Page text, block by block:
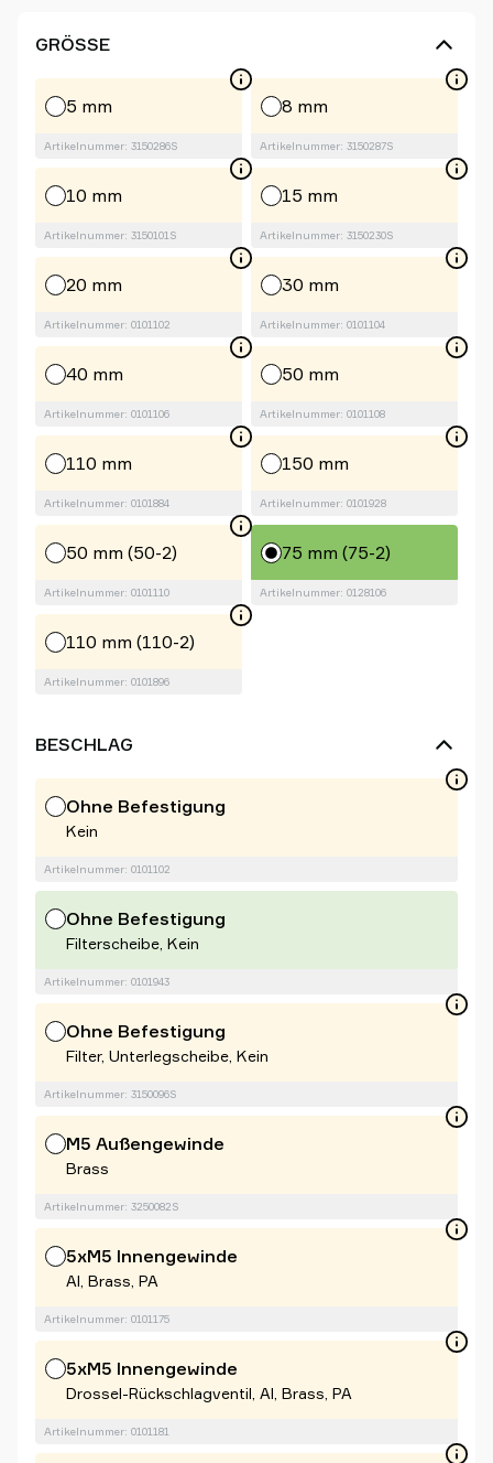
GRÖSSE
5 mm
Artikelnummer: 3150286S
8 mm
Artikelnummer: 3150287S
10 mm
Artikelnummer: 3150101S
15 mm
Artikelnummer: 3150230S
20 mm
Artikelnummer: 0101102
30 mm
Artikelnummer: 0101104
40 mm
Artikelnummer: 0101106
50 mm
Artikelnummer: 0101108
110 mm
Artikelnummer: 0101884
150 mm
Artikelnummer: 0101928
50 mm (50-2)
Artikelnummer: 0101110
75 mm (75-2)
Artikelnummer: 0128106
110 mm (110-2)
Artikelnummer: 0101896
BESCHLAG
Ohne Befestigung
Kein
Artikelnummer: 0101102
Ohne Befestigung
Filterscheibe, Kein
Artikelnummer: 0101943
Ohne Befestigung
Filter, Unterlegscheibe, Kein
Artikelnummer: 3150096S
M5 Außengewinde
Brass
Artikelnummer: 3250082S
5xM5 Innengewinde
Al, Brass, PA
Artikelnummer: 0101175
5xM5 Innengewinde
Drossel-Rückschlagventil, Al, Brass, PA
Artikelnummer: 0101181